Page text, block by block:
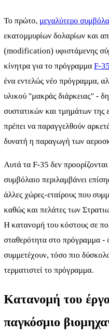
Το πρώτο, μεγαλύτερο
εκατομμυρίων δολαρίων και
(modification) υφιστάμενης
κίνητρα για το πρόγραμμα F-35
ένα εντελώς νέο πρόγραμμα,
υλικού "μακράς διάρκειας" -
συστατικών και τμημάτων της
πρέπει να παραγγελθούν
δυνατή η παραγωγή των
Αυτά τα F-35 δεν
συμβόλαιο περιλαμβάνει
άλλες χώρες-εταίρους που
καθώς και πελάτες των
Η κατανομή του κόστους σε
σταθερότητα στο πρόγραμμα -
συμμετέχουν, τόσο πιο
τερματιστεί το πρόγραμμα.
Κατανομή του
παγκόσμιο